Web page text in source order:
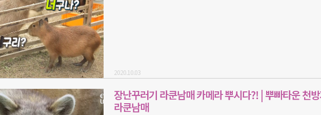
2020.10.03
장난꾸러기 라쿤남매 카메라 뿌시다?! | 뿌빠타운 천
라쿤남매